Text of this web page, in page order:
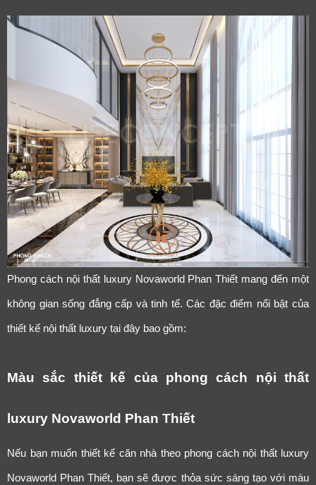
Phong cách nội thất luxury Novaworld Phan Thiết mang đến một
không gian sống đẳng cấp và tinh tế. Các đặc điểm nổi bật của
thiết kế nội thất luxury tại đây bao gồm:
Màu sắc thiết kế của phong cách nội thất
luxury Novaworld Phan Thiết
Nếu bạn muốn thiết kế căn nhà theo phong cách nội thất luxury
Novaworld Phan Thiết, bạn sẽ được thỏa sức sáng tạo với màu